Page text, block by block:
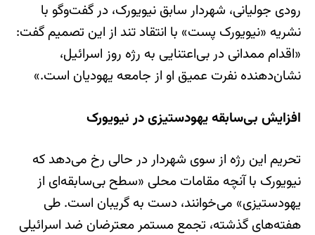
رودی جولیانی، شهردار سابق نیویورک، در گفت‌وگو با
نشریه «نیویورک پست» با انتقاد تند از این تصمیم گفت:
«اقدام ممدانی در بی‌اعتنایی به رژه روز اسرائیل،
نشان‌دهنده نفرت عمیق او از جامعه یهودیان است.»
افزایش بی‌سابقه یهودستیزی در نیویورک
تحریم این رژه از سوی شهردار در حالی رخ می‌دهد که
نیویورک با آنچه مقامات محلی «سطح بی‌سابقه‌ای از
یهودستیزی» می‌خوانند، دست به گریبان است. طی
هفته‌های گذشته، تجمع مستمر معترضان ضد اسرائیلی